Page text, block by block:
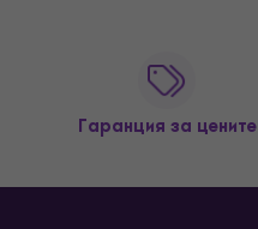
Гаранция за цените